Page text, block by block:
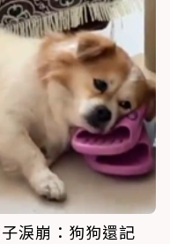
淚崩：狗狗還記